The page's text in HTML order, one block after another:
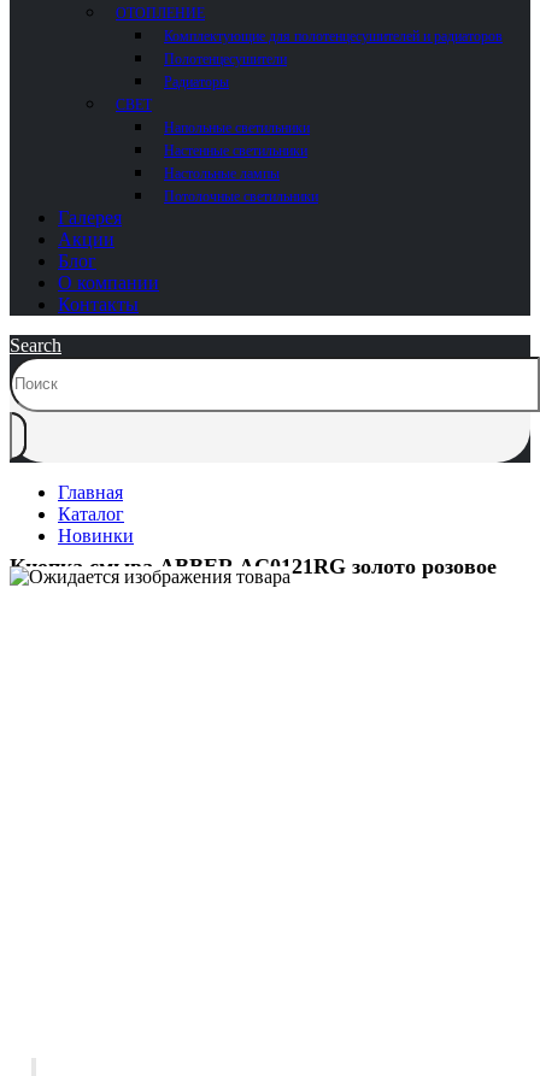
ОТОПЛЕНИЕ
Комплектующие для полотенцесушителей и радиаторов
Полотенцесушители
Радиаторы
СВЕТ
Напольные светильники
Настенные светильники
Настольные лампы
Потолочные светильники
Галерея
Акции
Блог
О компании
Контакты
Search
Главная
Каталог
Новинки
Кнопка смыва ABBER AC0121RG золото розовое